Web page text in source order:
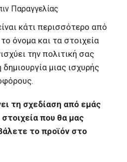
Παραγγελίας
κάτι περισσότερο από
όνομα και τα στοιχεία
την πολιτική σας
μιας ισχυρής
τη σχεδίαση από εμάς
που θα μας
το προϊόν στο